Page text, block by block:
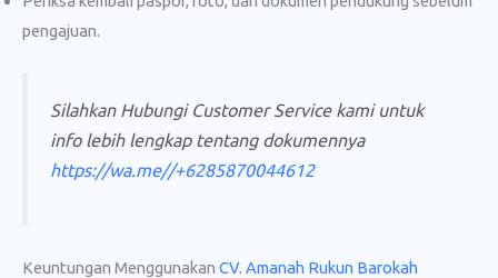
pengajuan.
Silahkan Hubungi Customer Service kami untuk
info lebih lengkap tentang dokumennya
https://wa.me//+6285870044612
Keuntungan Menggunakan CV. Amanah Rukun Barokah